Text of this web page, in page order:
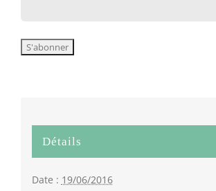
Détails
Date : 19/06/2016